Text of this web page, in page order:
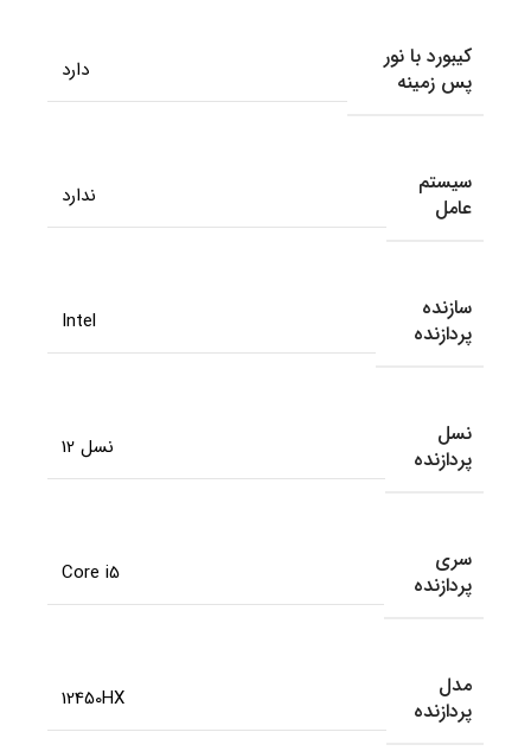
کیبورد با نور
پس زمینه
دارد
سیستم
عامل
ندارد
سازنده
پردازنده
Intel
نسل
پردازنده
نسل 12
سری
پردازنده
Core i5
مدل
پردازنده
12450HX